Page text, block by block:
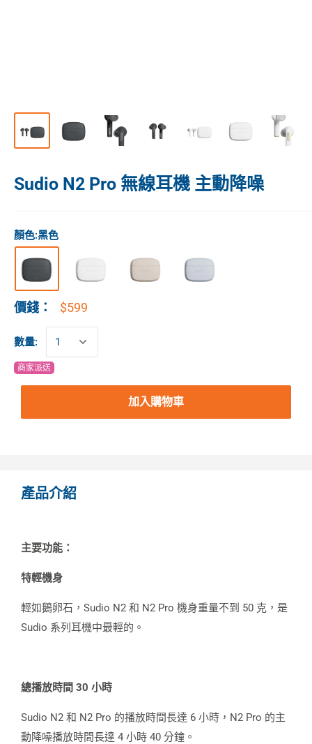
Sudio N2 Pro 無線耳機 主動降噪
顏色:黑色
價錢： $599
數量:
商家派送
加入購物車
產品介紹
主要功能：
特輕機身
輕如鵝卵石，Sudio N2 和 N2 Pro 機身重量不到 50 克，是
Sudio 系列耳機中最輕的。
總播放時間 30 小時
Sudio N2 和 N2 Pro 的播放時間長達 6 小時，N2 Pro 的主
動降噪播放時間長達 4 小時 40 分鐘。